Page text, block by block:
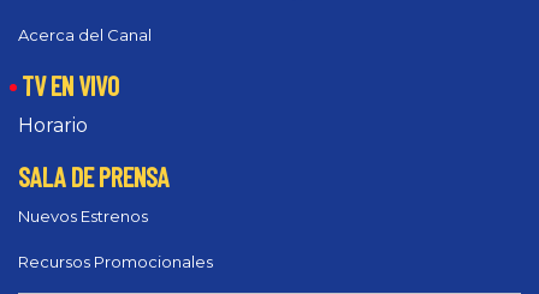
Acerca del Canal
TV EN VIVO
Horario
SALA DE PRENSA
Nuevos Estrenos
Recursos Promocionales